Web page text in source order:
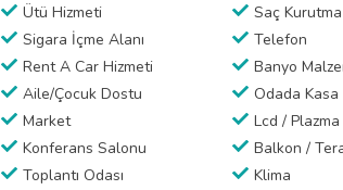
Ütü Hizmeti
Sigara İçme Alanı
Rent A Car Hizmeti
Aile/Çocuk Dostu
Market
Konferans Salonu
Toplantı Odası
Saç
Telefon
Banyo
Odada Kasa
Lcd /
Balkon /
Klima